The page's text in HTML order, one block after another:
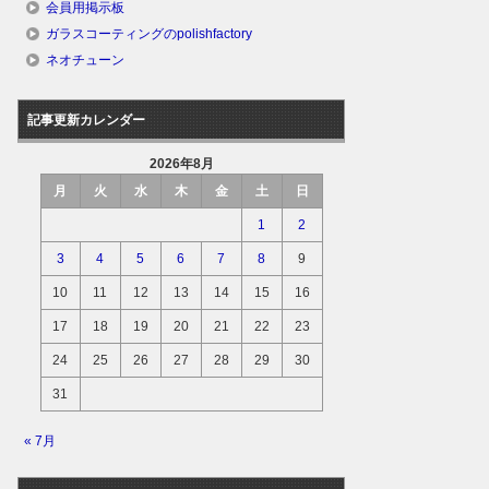
会員用掲示板
ガラスコーティングのpolishfactory
ネオチューン
記事更新カレンダー
2026年8月
月
火 水 木 金 土 日
1 2
3 4 5 6 7 8 9
10 11 12 13 14 15 16
17 18 19 20 21 22 23
24 25 26 27 28 29 30
31
« 7月